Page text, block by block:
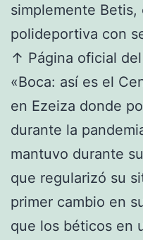
simplemente Betis,
polideportiva con
↑ Página oficial
«Boca: así es el
en Ezeiza donde
durante la
mantuvo durante
que regularizó su
primer cambio en
que los béticos en